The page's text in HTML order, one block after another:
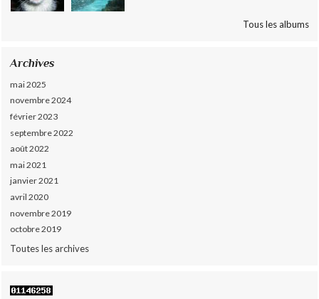
Tous les albums
Archives
mai 2025
novembre 2024
février 2023
septembre 2022
août 2022
mai 2021
janvier 2021
avril 2020
novembre 2019
octobre 2019
Toutes les archives